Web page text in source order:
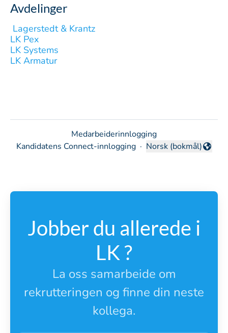
Avdelinger
‎ Lagerstedt & Krantz
LK Pex
LK Systems
LK Armatur
Medarbeiderinnlogging
Kandidatens Connect-innlogging · Endre språk
Norsk (bokmål)
Jobber du allerede i
LK ?
La oss samarbeide om
rekrutteringen og finne din neste
kollega.